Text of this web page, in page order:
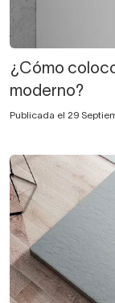
¿Cómo
moderno?
Publicada el 29